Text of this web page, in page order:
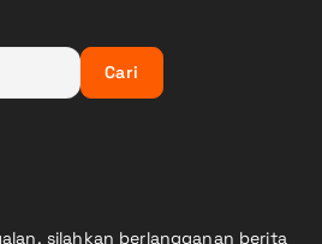
silahkan berlangganan berita